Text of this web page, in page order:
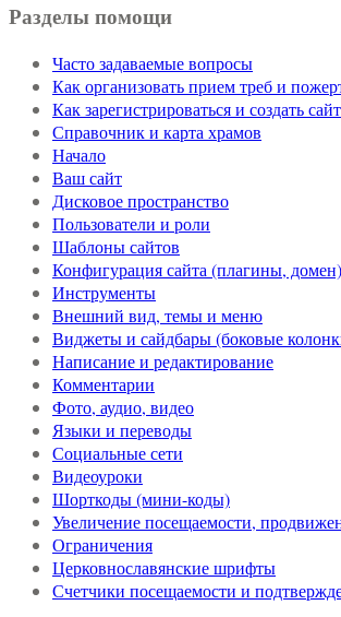
Разделы помощи
Часто задаваемые вопросы
Как организовать прием треб и
Как зарегистрироваться и создать сайт
Справочник и карта храмов
Начало
Ваш сайт
Дисковое пространство
Пользователи и роли
Шаблоны сайтов
Конфигурация сайта (плагины, домен)
Инструменты
Внешний вид, темы и меню
Виджеты и сайдбары (боковые
Написание и редактирование
Комментарии
Фото, аудио, видео
Языки и переводы
Социальные сети
Видеоуроки
Шорткоды (мини-коды)
Увеличение посещаемости,
Ограничения
Церковнославянские шрифты
Счетчики посещаемости и